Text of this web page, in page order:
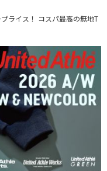
ライス！ コスパ最高の無地T